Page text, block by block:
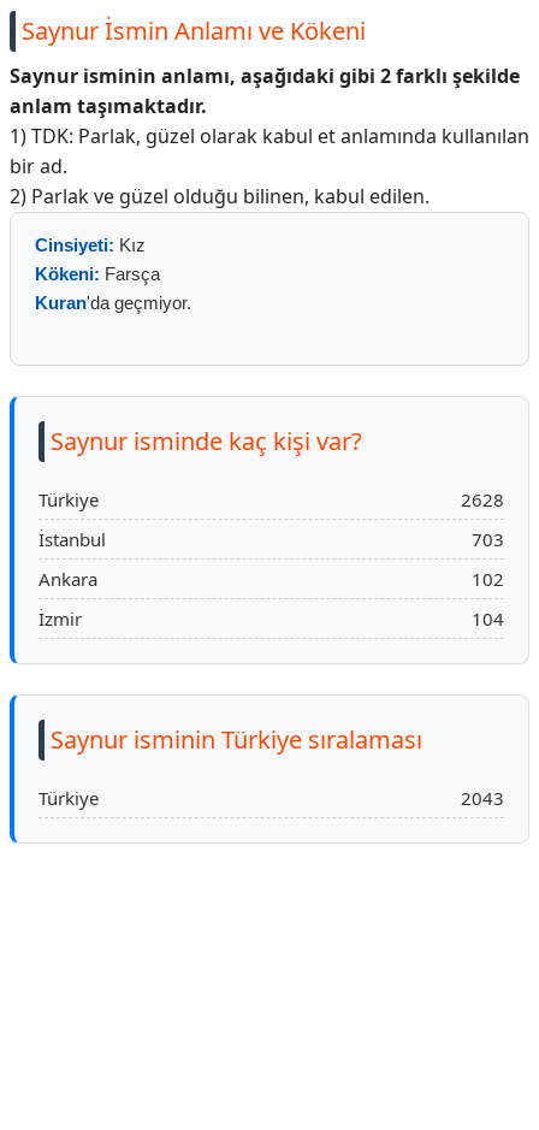
Saynur İsmin Anlamı ve Kökeni
Saynur isminin anlamı, aşağıdaki gibi 2 farklı şekilde
anlam taşımaktadır.
1) TDK: Parlak, güzel olarak kabul et anlamında kullanılan
bir ad.
2) Parlak ve güzel olduğu bilinen, kabul edilen.
Cinsiyeti: Kız
Kökeni: Farsça
Kuran'da geçmiyor.
Saynur isminde kaç kişi var?
Türkiye
2628
İstanbul
703
Ankara
102
İzmir
104
Saynur isminin Türkiye sıralaması
Türkiye 2043